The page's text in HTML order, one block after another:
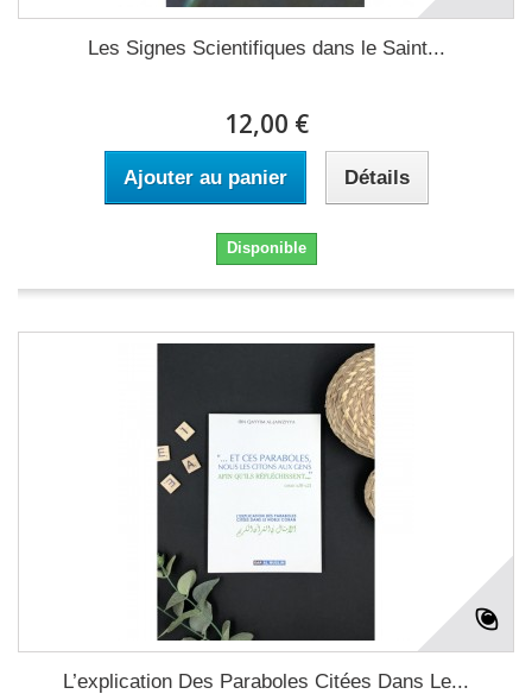
Les Signes Scientifiques dans le Saint...
12,00 €
Ajouter au panier Détails
Disponible
L’explication Des Paraboles Citées Dans Le...